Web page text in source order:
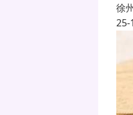
徐
25-